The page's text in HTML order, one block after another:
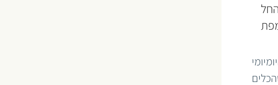
מאוטומציה של מחקרי שוק ועד לניהול פרויקטים מורכבים, ומספק מפת